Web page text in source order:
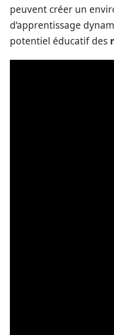
peuvent créer un
d’apprentissage
potentiel éducatif des